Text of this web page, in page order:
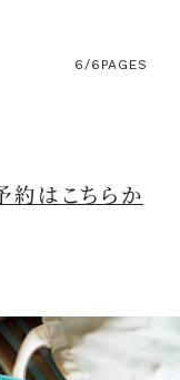
6/6 PAGES
約はこちらか